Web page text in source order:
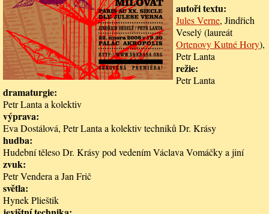
autoři textu
Jules Verne, Jindřich
Veselý (laureát
Ortenovy Kutné Hory),
Petr Lanta
režie
Petr Lanta
dramaturgie
Petr Lanta a kolektiv
výprava
Eva Dostálová, Petr Lanta a kolektiv techniků Dr. Krásy
hudba
Hudební těleso Dr. Krásy pod vedením Václava Vomáčky a jiní
zvuk
Petr Vendera a Jan Frič
světla
Hynek Plieštik